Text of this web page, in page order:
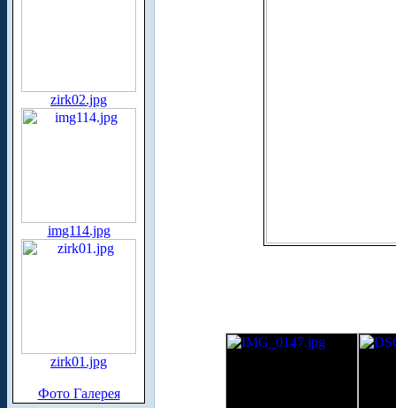
zirk02.jpg
img114.jpg
zirk01.jpg
Фото Галерея